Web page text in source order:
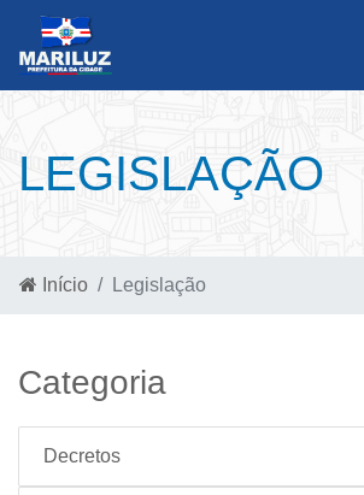
LEGISLAÇÃO
Início Legislação
Categoria
Decretos